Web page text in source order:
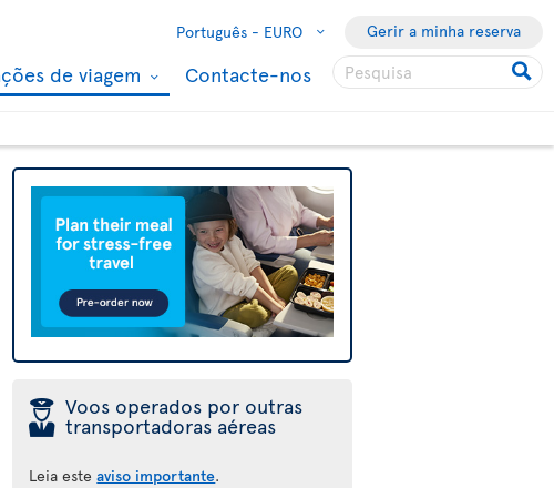
Português - EURO Gerir a minha reserva
de viagem Contacte-nos
þ Voos operados por outras
transportadoras aéreas
Leia esteaviso importante.